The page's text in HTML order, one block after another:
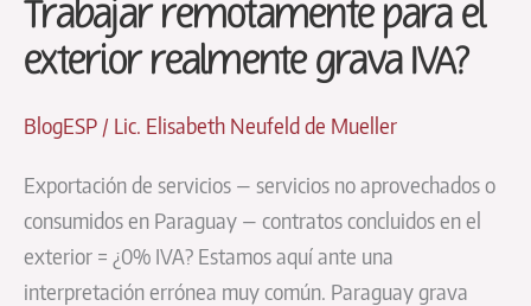
Trabajar remotamente para el
exterior realmente grava IVA?
BlogESP / Lic. Elisabeth Neufeld de Mueller
Exportación de servicios — servicios no aprovechados o
consumidos en Paraguay — contratos concluidos en el
exterior = ¿0% IVA? Estamos aquí ante una
interpretación errónea muy común. Paraguay grava